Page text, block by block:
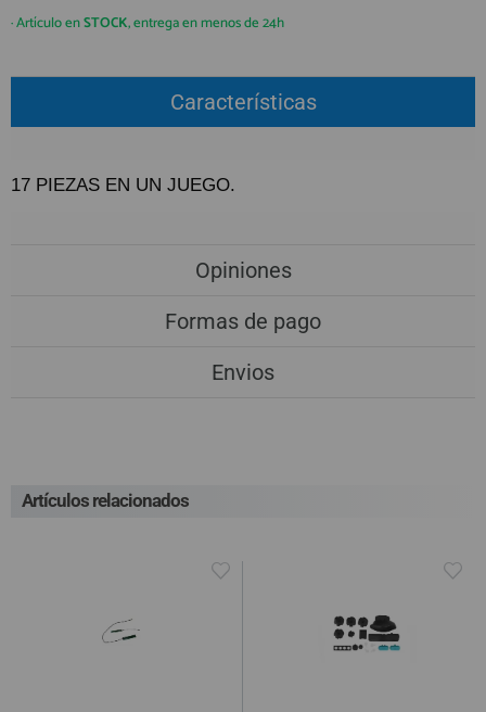
GUÍA DE COMPRA
(+34)912 477 744
Lunes a Viernes 09:30h a 20:00h
info@preciosadictos.com
REGISTRO PROFESIONAL
· Artículo enSTOCK, entrega en menos de 24h
Características
17 PIEZAS EN UN JUEGO.
Opiniones
Formas de pago
Envios
Artículos relacionados